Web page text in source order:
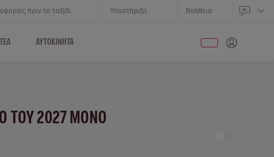
πριν το ταξίδι Υποστήριξη Βοήθεια
ΑΥΤΟΚΊΝΗΤΑ
ΤΟΥ 2027 ΜΌΝΟ